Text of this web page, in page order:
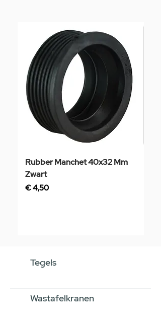
Rubber Manchet 40x32 Mm
Zwart
Prijs
€ 4,50
Tegels
Wastafelkranen